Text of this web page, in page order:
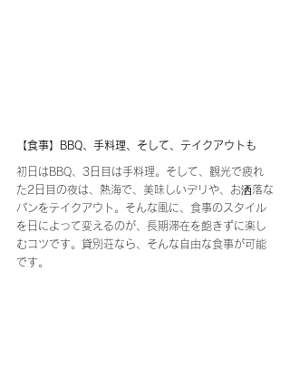
【食事】BBQ、手料理、そして、テイクアウトも
初日はBBQ、3日目は手料理。そして、観光で疲れ
た2日目の夜は、熱海で、美味しいデリや、お洒落な
パンをテイクアウト。そんな風に、食事のスタイル
を日によって変えるのが、長期滞在を飽きずに楽し
むコツです。貸別荘なら、そんな自由な食事が可能
です。